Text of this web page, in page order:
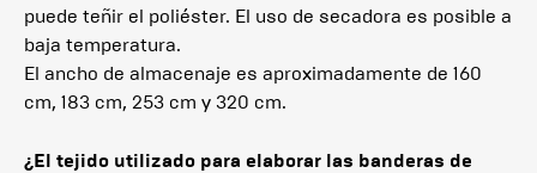
puede teñir el poliéster. El uso de secadora es posible a
baja temperatura.
El ancho de almacenaje es aproximadamente de 160
cm, 183 cm, 253 cm y 320 cm.
¿El tejido utilizado para elaborar las banderas de